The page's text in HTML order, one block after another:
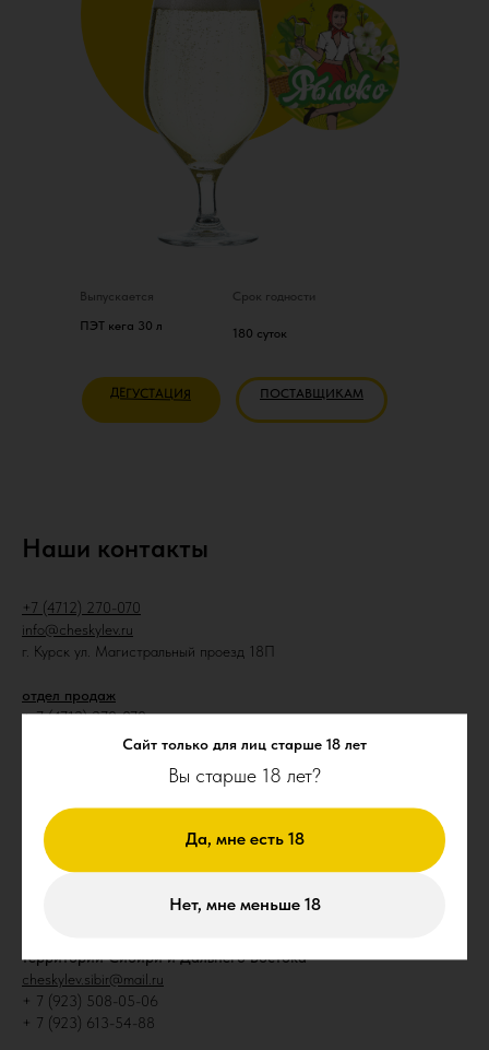
Сайт только для лиц старше 18 лет
Вы старше 18 лет?
Да, мне есть 18
Нет, мне меньше 18
ПЭТ кега 30 л
Выпускается Срок годности
180 суток
ДЕГУСТАЦИЯ ПОСТАВЩИКАМ
Наши контакты
+7 (4712) 270-070
info@cheskylev.ru
г. Курск ул. Магистральный проезд 18П
отдел продаж
+ 7 (4712) 270-070
info@cheskylev.ru
+7 (962) 380-91-46
hrm03@cheskylev.ru
запись на экскурсию
территории Сибири и Дальнего Востока
cheskylev.sibir@mail.ru
+ 7 (923) 508-05-06
+ 7 (923) 613-54-88